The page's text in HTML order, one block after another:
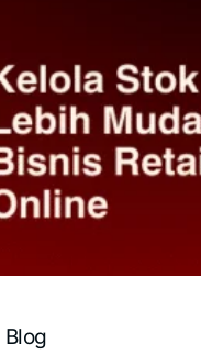
Blog